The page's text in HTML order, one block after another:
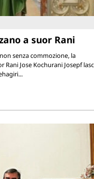
a suor Rani
senza commozione, la
Jose Kochurani Josepf